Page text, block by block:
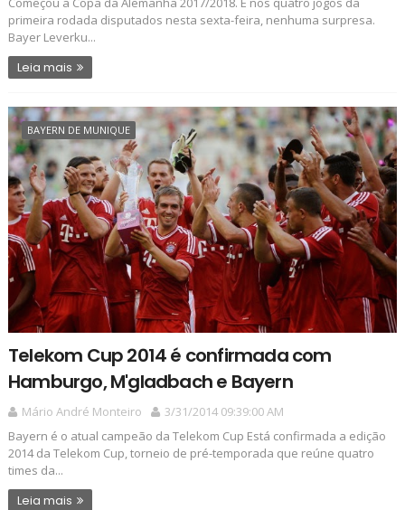
primeira rodada disputados nesta sexta-feira, nenhuma surpresa.
Bayer Leverku...
Leia mais
BAYERN DE MUNIQUE
Telekom Cup 2014 é confirmada com
Hamburgo, M'gladbach e Bayern
Mário André Monteiro
3/31/2014 09:39:00 AM
Bayern é o atual campeão da Telekom Cup Está confirmada a edição
2014 da Telekom Cup, torneio de pré-temporada que reúne quatro
times da...
Leia mais